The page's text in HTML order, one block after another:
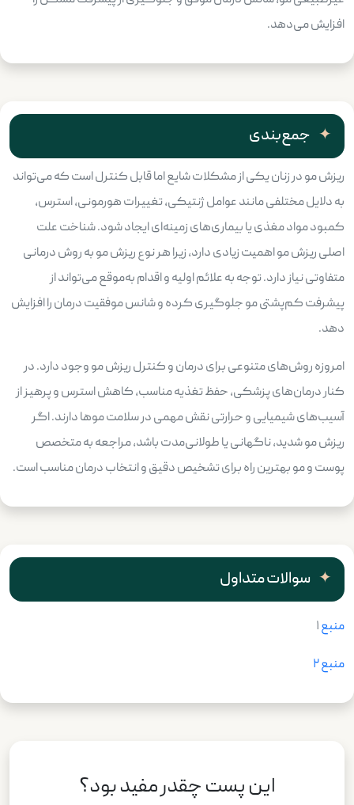
افزایش می‌دهد.
جمع‌بندی
ریزش مو در زنان یکی از مشکلات شایع اما قابل کنترل است که می‌تواند
به دلایل مختلفی مانند عوامل ژنتیکی، تغییرات هورمونی، استرس،
کمبود مواد مغذی یا بیماری‌های زمینه‌ای ایجاد شود. شناخت علت
اصلی ریزش مو اهمیت زیادی دارد، زیرا هر نوع ریزش مو به روش درمانی
متفاوتی نیاز دارد. توجه به علائم اولیه و اقدام به‌موقع می‌تواند از
پیشرفت کم‌پشتی مو جلوگیری کرده و شانس موفقیت درمان را افزایش
دهد.
امروزه روش‌های متنوعی برای درمان و کنترل ریزش مو وجود دارد. در
کنار درمان‌های پزشکی، حفظ تغذیه مناسب، کاهش استرس و پرهیز از
آسیب‌های شیمیایی و حرارتی نقش مهمی در سلامت موها دارند. اگر
ریزش مو شدید، ناگهانی یا طولانی‌مدت باشد، مراجعه به متخصص
پوست و مو بهترین راه برای تشخیص دقیق و انتخاب درمان مناسب است.
سوالات متداول
منبع
منبع ۲
این پست چقدر مفید بود؟